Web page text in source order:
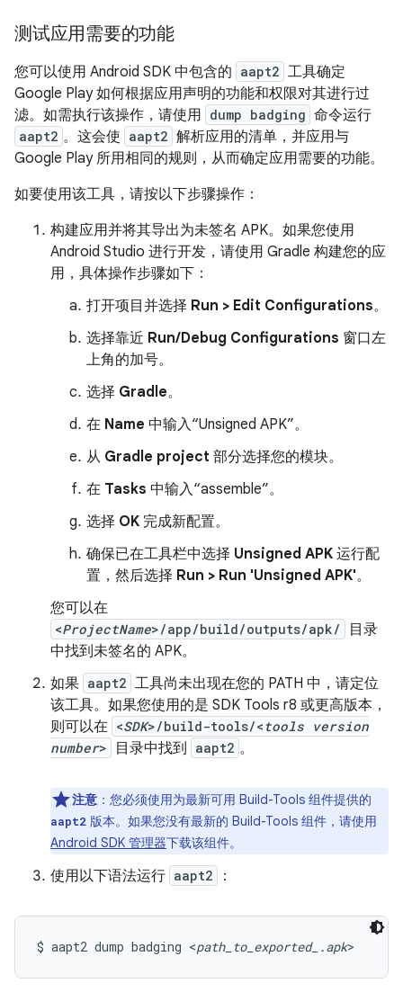
测试应用需要的功能
您可以使用 Android SDK 中包含的 aapt2 工具确定
Google Play 如何根据应用声明的功能和权限对其进行过
滤。如需执行该操作，请使用 dump badging 命令运行
aapt2 。这会使 aapt2 解析应用的清单，并应用与
Google Play 所用相同的规则，从而确定应用需要的功能。
如要使用该工具，请按以下步骤操作：
构建应用并将其导出为未签名 APK。如果您使用
Android Studio 进行开发，请使用 Gradle 构建您的应
用，具体操作步骤如下：
打开项目并选择 Run > Edit Configurations。
选择靠近 Run/Debug Configurations 窗口左
上角的加号。
选择 Gradle。
在 Name 中输入“Unsigned APK”。
从 Gradle project 部分选择您的模块。
在 Tasks 中输入“assemble”。
选择 OK 完成新配置。
确保已在工具栏中选择 Unsigned APK 运行配
置，然后选择 Run > Run 'Unsigned APK'。
您可以在
<ProjectName>/app/build/outputs/apk/
目录
中找到未签名的 APK。
如果 aapt2 工具尚未出现在您的 PATH 中，请定位
该工具。如果您使用的是 SDK Tools r8 或更高版本，
则可以在 <SDK>/build-tools/<tools version
number> 目录中找到 aapt2 。
注意 ：您必须使用为最新可用 Build-Tools 组件提供的
aapt2 版本。如果您没有最新的 Build-Tools 组件，请使用
Android SDK 管理器下载该组件。
使用以下语法运行 aapt2 ：
$ aapt2 dump badging <path_to_exported_.apk>